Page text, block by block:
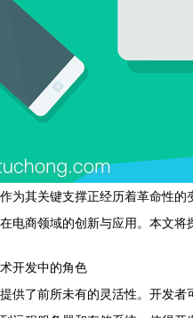
为其关键支撑正经历着革命性
电商领域的创新与应用。本文
开发中的角色
供了前所未有的灵活性。开发